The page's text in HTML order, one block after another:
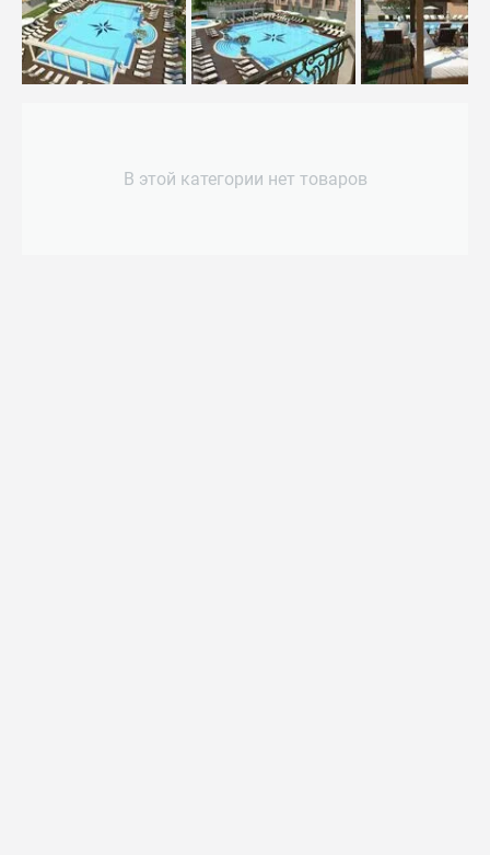
В этой категории нет товаров